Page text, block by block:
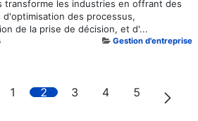
transforme les industries en offrant des
d'optimisation des processus,
de la prise de décision, et d'...
Gestion d'entreprise
1 2 3 4 5